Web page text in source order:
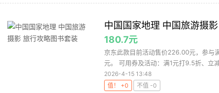
中国国家地理 中国旅游摄
180.7元
京东此款目前活动售价226.00元，参与
元。 可用券及活动：满1元打9.5折、立
2026-4-15 13:48
值！ +0
不值 -0